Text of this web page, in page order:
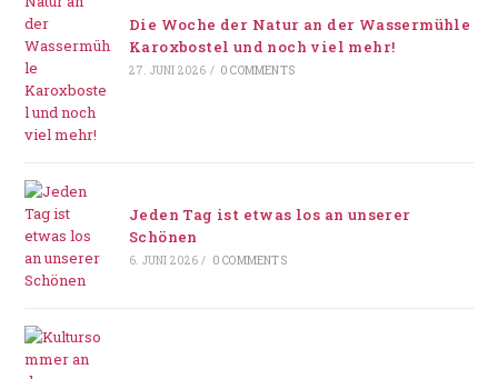
Die Woche der Natur an der Wassermühle
Karoxbostel und noch viel mehr!
27. JUNI 2026 / 0 COMMENTS
Jeden Tag ist etwas los an unserer
Schönen
6. JUNI 2026 / 0 COMMENTS